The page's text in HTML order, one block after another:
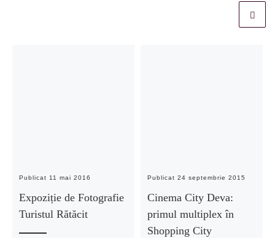
Publicat 11 mai 2016
Expoziție de Fotografie
Turistul Rătăcit
Publicat24 septembrie 2015
Cinema City Deva:
primul multiplex în
Shopping City